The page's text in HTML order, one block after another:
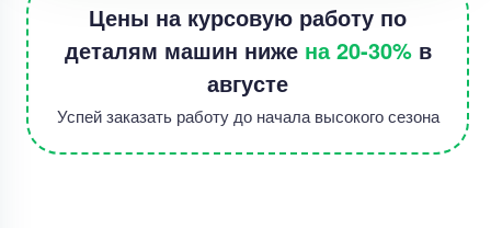
Цены на курсовую работу по
деталям машин ниже на 20-30%в
августе
Успей заказать работу до начала высокого сезона